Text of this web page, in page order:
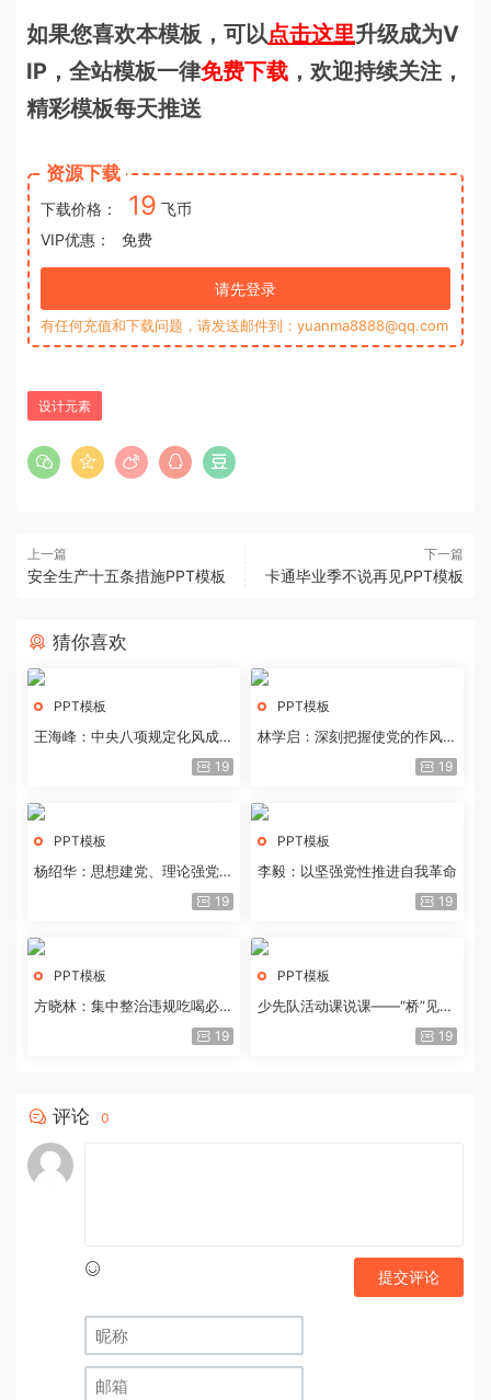
如果您喜欢本模板，可以点击这里升级成为V
IP，全站模板一律免费下载 ，欢迎持续关注，
精彩模板每天推送
资源下载
下载价格： 19 飞币
VIP优惠：
免费
请先登录
有任何充值和下载问题，请发送邮件到：yuanma8888@qq.com
设计元素
上一篇
安全生产十五条措施PPT模板
下一篇
卡通毕业季不说再见PPT模板
猜你喜欢
PPT模板
王海峰：中央八项规定化风成俗
19
PPT模板
林学启：深刻把握使党的作风全
19
PPT模板
杨绍华：思想建党、理论强党的
19
PPT模板
李毅：以坚强党性推进自我革命
19
PPT模板
方晓林：集中整治违规吃喝必须
19
PPT模板
少先队活动课说课——“桥”见中
19
评论 0
提交评论